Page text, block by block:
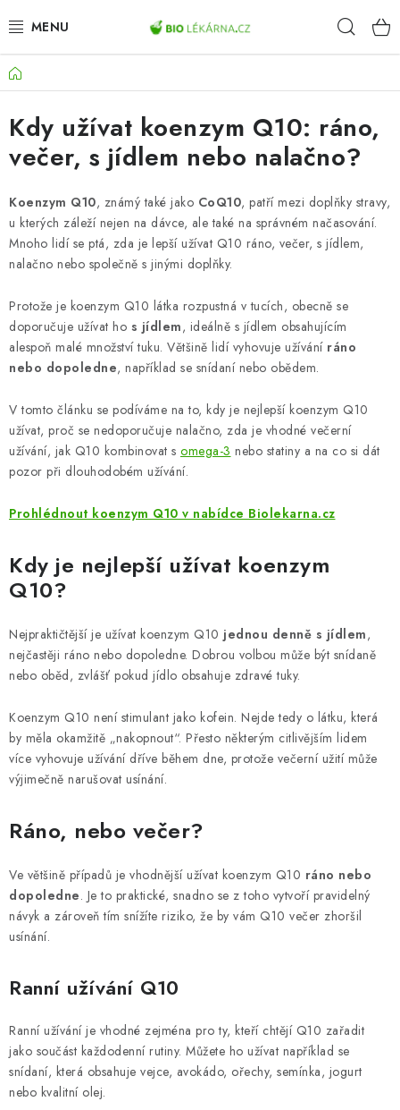
na
AKCE
DOPLŇKY STRAVY
PŘÍRODNÍ KOSMETIKA
SPORT
ZDRAVÉ POTRAVINY
PŘÍSTROJE
ZDRAVOTNÍ OKRUHY
ZNAČKY
Odborný garant MUDr. Monika Klaudysová
Jak nakupovat
GDPR
Obchodní podmínky
Moje objednávka
Mapa serveru
Domů
Kdy užívat koenzym Q10: ráno,
večer, s jídlem nebo nalačno?
Koenzym Q10, známý také jako CoQ10, patří mezi doplňky stravy,
u kterých záleží nejen na dávce, ale také na správném načasování.
Mnoho lidí se ptá, zda je lepší užívat Q10 ráno, večer, s jídlem,
nalačno nebo společně s jinými doplňky.
Protože je koenzym Q10 látka rozpustná v tucích, obecně se
doporučuje užívat ho s jídlem, ideálně s jídlem obsahujícím
alespoň malé množství tuku. Většině lidí vyhovuje užívání ráno
nebo dopoledne, například se snídaní nebo obědem.
V tomto článku se podíváme na to, kdy je nejlepší koenzym Q10
užívat, proč se nedoporučuje nalačno, zda je vhodné večerní
užívání, jak Q10 kombinovat s omega-3 nebo statiny a na co si dát
pozor při dlouhodobém užívání.
Prohlédnout koenzym Q10 v nabídce Biolekarna.cz
Kdy je nejlepší užívat koenzym
Q10?
Nejpraktičtější je užívat koenzym Q10 jednou denně s jídlem,
nejčastěji ráno nebo dopoledne. Dobrou volbou může být snídaně
nebo oběd, zvlášť pokud jídlo obsahuje zdravé tuky.
Koenzym Q10 není stimulant jako kofein. Nejde tedy o látku, která
by měla okamžitě „nakopnout“. Přesto některým citlivějším lidem
více vyhovuje užívání dříve během dne, protože večerní užití může
výjimečně narušovat usínání.
Ráno, nebo večer?
Ve většině případů je vhodnější užívat koenzym Q10 ráno nebo
dopoledne. Je to praktické, snadno se z toho vytvoří pravidelný
návyk a zároveň tím snížíte riziko, že by vám Q10 večer zhoršil
usínání.
Ranní užívání Q10
Ranní užívání je vhodné zejména pro ty, kteří chtějí Q10 zařadit
jako součást každodenní rutiny. Můžete ho užívat například se
snídaní, která obsahuje vejce, avokádo, ořechy, semínka, jogurt
nebo kvalitní olej.